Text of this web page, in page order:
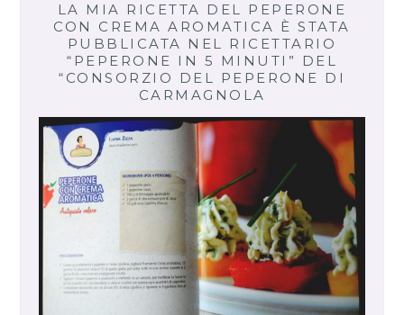
LA MIA RICETTA DEL PEPERONE
CON CREMA AROMATICA È STATA
PUBBLICATA NEL RICETTARIO
“PEPERONE IN 5 MINUTI” DEL
“CONSORZIO DEL PEPERONE DI
CARMAGNOLA